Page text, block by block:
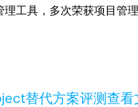
工具，多次荣获项目
查看